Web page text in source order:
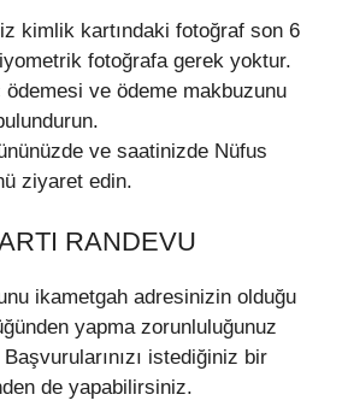
kimlik kartındaki fotoğraf son 6
fotoğrafa gerek yoktur.
ve ödeme makbuzunu
ve saatinizde Nüfus
ziyaret edin.
RANDEVU
ikametgah adresinizin olduğu
yapma zorunluluğunuz
istediğiniz bir
de yapabilirsiniz.